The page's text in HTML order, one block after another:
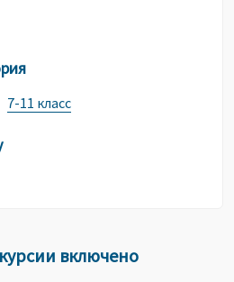
7-11 класс
включено